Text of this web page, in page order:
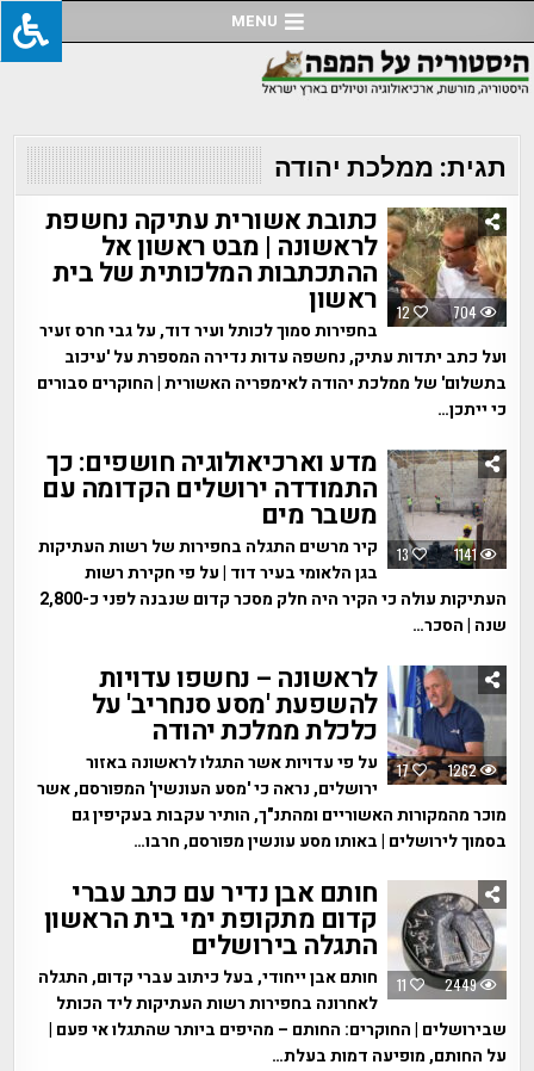
to
content
MENU
תגית: ממלכת יהודה
12 704
כתובת אשורית עתיקה נחשפת
לראשונה | מבט ראשון אל
ההתכתבות המלכותית של בית
ראשון
בחפירות סמוך לכותל ועיר דוד, על גבי חרס זעיר
ועל כתב יתדות עתיק, נחשפה עדות נדירה המספרת על 'עיכוב
בתשלום' של ממלכת יהודה לאימפריה האשורית | החוקרים סבורים
כי ייתכן…
13 1141
מדע וארכיאולוגיה חושפים: כך
התמודדה ירושלים הקדומה עם
משבר מים
קיר מרשים התגלה בחפירות של רשות העתיקות
בגן הלאומי בעיר דוד | על פי חקירת רשות
העתיקות עולה כי הקיר היה חלק מסכר קדום שנבנה לפני כ-2,800
שנה | הסכר…
17 1262
לראשונה – נחשפו עדויות
להשפעת 'מסע סנחריב' על
כלכלת ממלכת יהודה
על פי עדויות אשר התגלו לראשונה באזור
ירושלים, נראה כי 'מסע העונשין' המפורסם, אשר
מוכר מהמקורות האשוריים ומהתנ"ך, הותיר עקבות בעקיפין גם
בסמוך לירושלים | באותו מסע עונשין מפורסם, חרבו…
11 2449
חותם אבן נדיר עם כתב עברי
קדום מתקופת ימי בית הראשון
התגלה בירושלים
חותם אבן ייחודי, בעל כיתוב עברי קדום, התגלה
לאחרונה בחפירות רשות העתיקות ליד הכותל
שבירושלים | החוקרים: החותם – מהיפים ביותר שהתגלו אי פעם |
על החותם, מופיעה דמות בעלת…